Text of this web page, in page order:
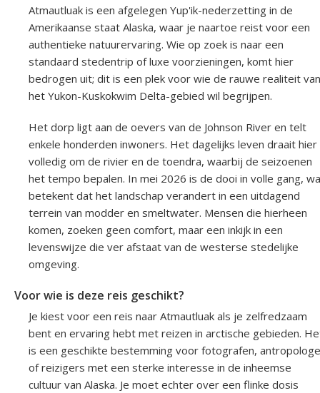
Atmautluak is een afgelegen Yup'ik-nederzetting in de
Amerikaanse staat Alaska, waar je naartoe reist voor een
authentieke natuurervaring. Wie op zoek is naar een
standaard stedentrip of luxe voorzieningen, komt hier
bedrogen uit; dit is een plek voor wie de rauwe realiteit van
het Yukon-Kuskokwim Delta-gebied wil begrijpen.
Het dorp ligt aan de oevers van de Johnson River en telt
enkele honderden inwoners. Het dagelijks leven draait hier
volledig om de rivier en de toendra, waarbij de seizoenen
het tempo bepalen. In mei 2026 is de dooi in volle gang,
betekent dat het landschap verandert in een uitdagend
terrein van modder en smeltwater. Mensen die hierheen
komen, zoeken geen comfort, maar een inkijk in een
levenswijze die ver afstaat van de westerse stedelijke
omgeving.
Voor wie is deze reis geschikt?
Je kiest voor een reis naar Atmautluak als je zelfredzaam
bent en ervaring hebt met reizen in arctische gebieden.
is een geschikte bestemming voor fotografen,
of reizigers met een sterke interesse in de inheemse
cultuur van Alaska. Je moet echter over een flinke dosis